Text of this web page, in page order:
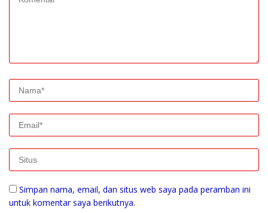
Simpan nama, email, dan situs web saya pada peramban ini
untuk komentar saya berikutnya.